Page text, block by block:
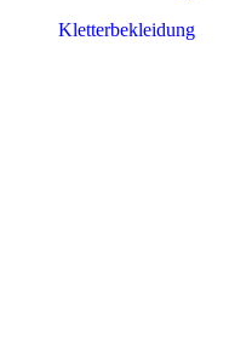
Kletterbekleidung